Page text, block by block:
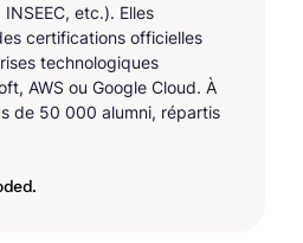
etc.). Elles
certifications officielles
technologiques
AWS ou Google Cloud. À
de 50 000 alumni, répartis